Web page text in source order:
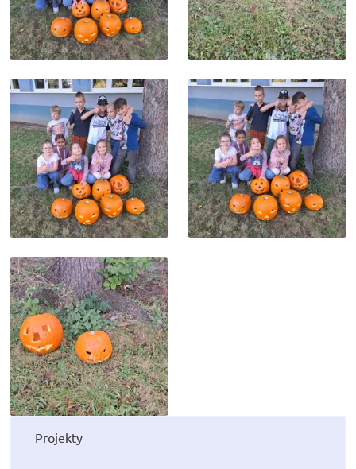
Projekty